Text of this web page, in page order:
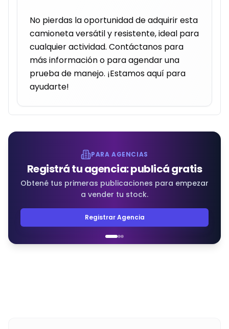
No pierdas la oportunidad de adquirir esta
camioneta versátil y resistente, ideal para
cualquier actividad. Contáctanos para
más información o para agendar una
prueba de manejo. ¡Estamos aquí para
ayudarte!
PARA AGENCIAS
Registrá tu agencia: publicá gratis
Obtené tus primeras publicaciones para empezar
a vender tu stock.
Registrar Agencia